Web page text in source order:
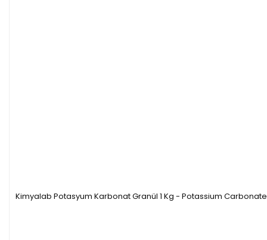
Kimyalab Potasyum Karbonat Granül 1 Kg - Potassium